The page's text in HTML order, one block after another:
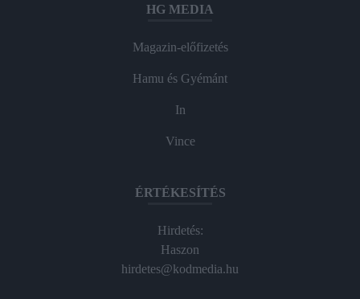
HG MEDIA
Magazin-előfizetés
Hamu és Gyémánt
In
Vince
ÉRTÉKESÍTÉS
Hirdetés:
Haszon
hirdetes@kodmedia.hu